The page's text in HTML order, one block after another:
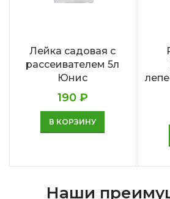
Лейка садовая с
рассеивателем 5л
Юнис
190 ₽
В КОРЗИНУ
Наши